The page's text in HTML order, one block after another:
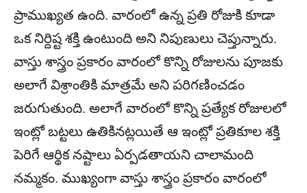
ప్రాముఖ్యత ఉంది. వారంలో ఉన్న ప్రతి రోజుకి కూడా
ఒక నిర్దిష్ట శక్తి ఉంటుంది అని నిపుణులు చెప్తున్నారు.
వాస్తు శాస్త్రం ప్రకారం వారంలో కొన్ని రోజులను పూజకు
అలాగే విశ్రాంతికి మాత్రమే అని పరిగణించడం
జరుగుతుంది. అలాగే వారంలో కొన్ని ప్రత్యేక రోజులలో
ఇంట్లో బట్టలు ఉతికినట్లయితే ఆ ఇంట్లో ప్రతికూల శక్తి
పెరిగే ఆర్థిక నష్టాలు ఏర్పడతాయని చాలామంది
నమ్మకం. ముఖ్యంగా వాస్తు శాస్త్రం ప్రకారం వారంలో